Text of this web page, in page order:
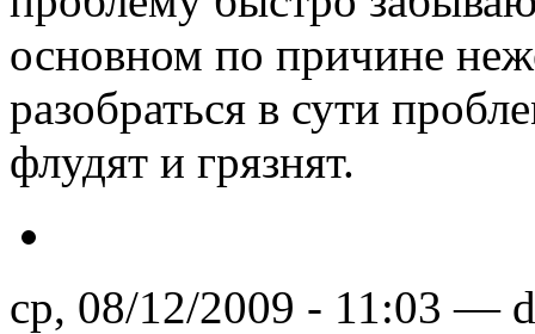
основном по причине
разобраться в сути
флудят и грязнят.
ср, 08/12/2009 - 11:03 —